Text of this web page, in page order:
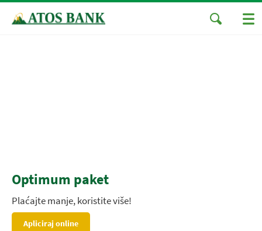
Optimum paket
Plaćajte manje, koristite više!
Apliciraj online